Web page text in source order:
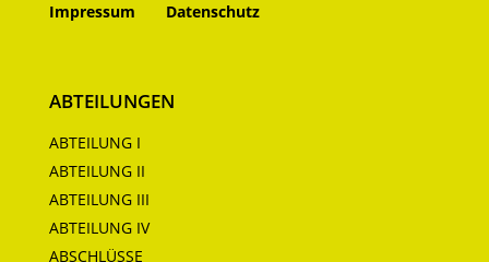
Impressum Datenschutz
ABTEILUNGEN
ABTEILUNG I
ABTEILUNG II
ABTEILUNG III
ABTEILUNG IV
ABSCHLÜSSE